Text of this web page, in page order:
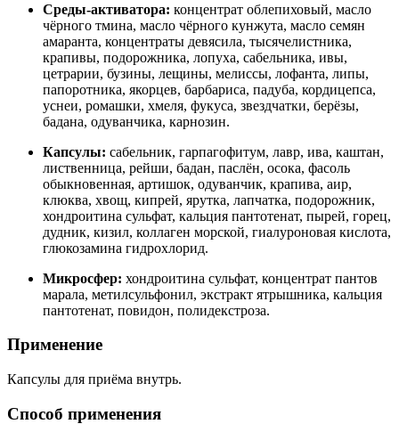
Среды-активатора: концентрат облепиховый, масло
чёрного тмина, масло чёрного кунжута, масло семян
амаранта, концентраты девясила, тысячелистника,
крапивы, подорожника, лопуха, сабельника, ивы,
цетрарии, бузины, лещины, мелиссы, лофанта, липы,
папоротника, якорцев, барбариса, падуба, кордицепса,
уснеи, ромашки, хмеля, фукуса, звездчатки, берёзы,
бадана, одуванчика, карнозин.
Капсулы: сабельник, гарпагофитум, лавр, ива, каштан,
лиственница, рейши, бадан, паслён, осока, фасоль
обыкновенная, артишок, одуванчик, крапива, аир,
клюква, хвощ, кипрей, ярутка, лапчатка, подорожник,
хондроитина сульфат, кальция пантотенат, пырей, горец,
дудник, кизил, коллаген морской, гиалуроновая кислота,
глюкозамина гидрохлорид.
Микросфер: хондроитина сульфат, концентрат пантов
марала, метилсульфонил, экстракт ятрышника, кальция
пантотенат, повидон, полидекстроза.
Применение
Капсулы для приёма внутрь.
Способ применения